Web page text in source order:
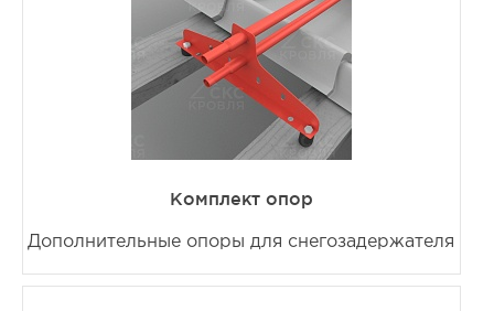
Комплект опор
Дополнительные опоры для снегозадержателя